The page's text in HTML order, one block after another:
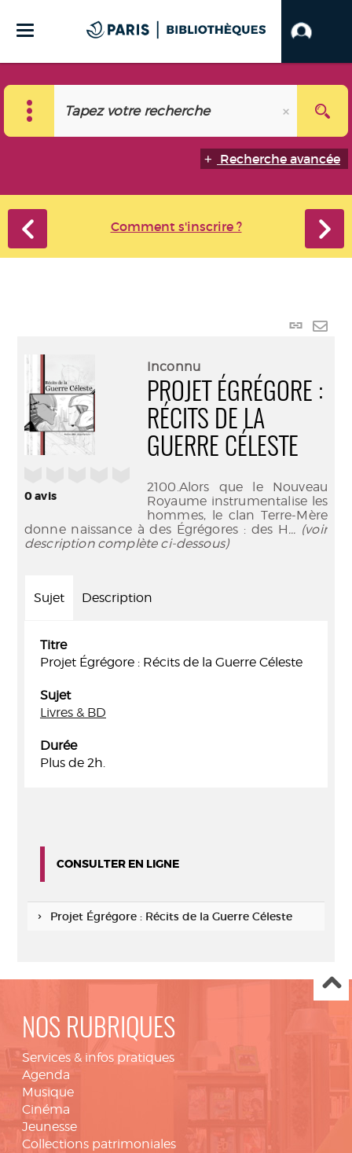
Recherche avancée
Comment s'inscrire ?
Lien
0avis
Inconnu
PROJET ÉGRÉGORE :
RÉCITS DE LA
GUERRE CÉLESTE
2100.Alors que le Nouveau
Royaume instrumentalise les
hommes, le clan Terre-Mère
donne naissance à des Égrégores : des H... (voir
description complète ci-dessous)
Sujet Description
Titre
Projet Égrégore : Récits de la Guerre Céleste
Sujet
Livres & BD
Durée
Plus de 2h.
CONSULTER EN LIGNE
Projet Égrégore : Récits de la Guerre Céleste
NOS RUBRIQUES
Services & infos pratiques
Agenda
Musique
Cinéma
Jeunesse
Collections patrimoniales